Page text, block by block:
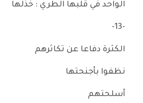
الواحد في قلبها الطري : خذلها
-13-
الكثرة دفاعا عن تكاثرهم
نظفوا بأجنحتها
أسلحتهم